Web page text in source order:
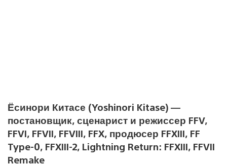
Ёсинори Китасе (Yoshinori Kitase) —
постановщик, сценарист и режиссер FFV,
FFVI, FFVII, FFVIII, FFX, продюсер FFXIII, FF
Type-0, FFXIII-2, Lightning Return: FFXIII, FFVII
Remake